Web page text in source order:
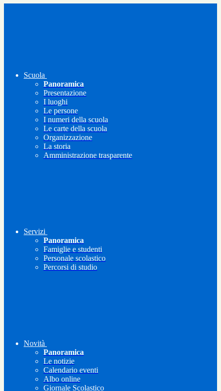
Scuola
Panoramica
Presentazione
I luoghi
Le persone
I numeri della scuola
Le carte della scuola
Organizzazione
La storia
Amministrazione trasparente
Servizi
Panoramica
Famiglie e studenti
Personale scolastico
Percorsi di studio
Novità
Panoramica
Le notizie
Calendario eventi
Albo online
Giornale Scolastico